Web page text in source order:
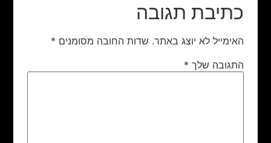
כתיבת תגובה
האימייל לא יוצג באתר. שדות החובה מסומנים *
התגובה שלך *